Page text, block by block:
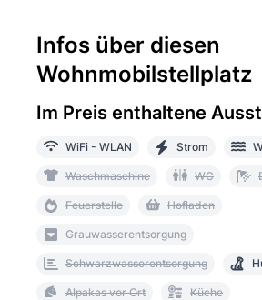
Infos über diesen
Wohnmobilstellplatz
Im Preis enthaltene
WiFi - WLAN Strom
Waschmaschine WC
Feuerstelle Hofladen
Grauwasserentsorgung
Schwarzwasserentsorgung
Alpakas vor Ort Küche